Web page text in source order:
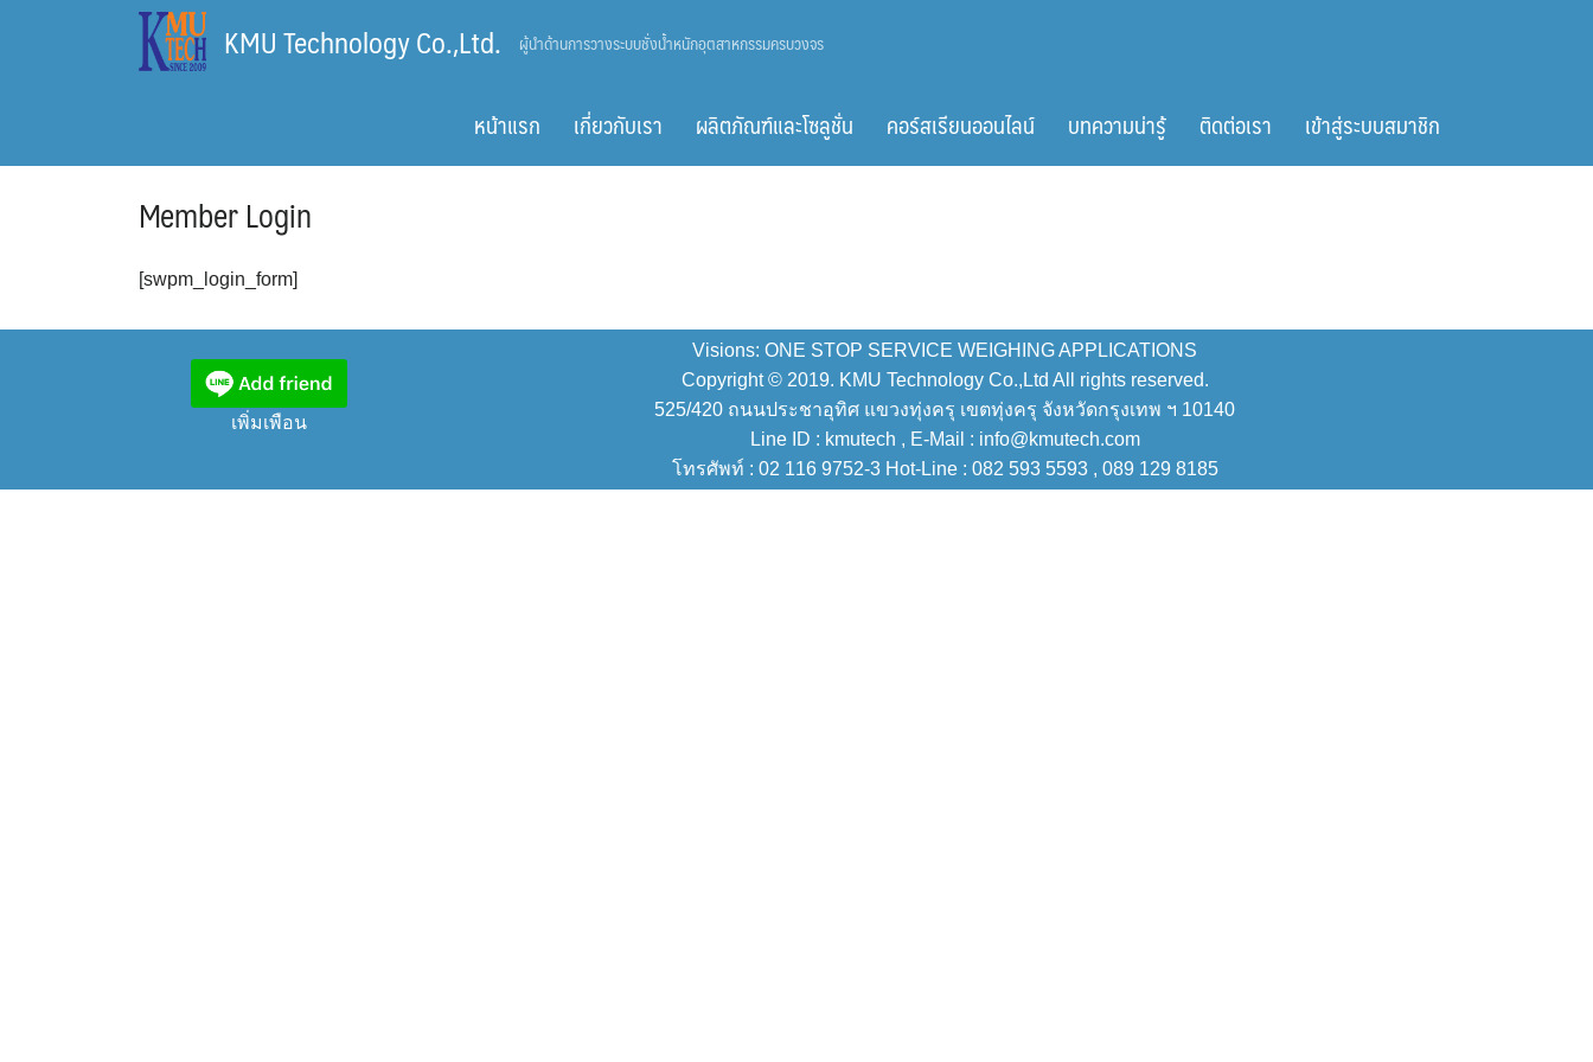
KMU Technology Co.,Ltd. ผู้นำด้านการวางระบบชั่งน้ำหนักอุตสาหกรรมครบวงจร
หน้าแรก เกี่ยวกับเรา ผลิตภัณฑ์และโซลูชั่น คอร์สเรียนออนไลน์ บทความน่ารู้ ติดต่อเรา เข้าสู่ระบบสมาชิก
Member Login
[swpm_login_form]
เพิ่มเพือน
Visions: ONE STOP SERVICE WEIGHING APPLICATIONS
Copyright © 2019. KMU Technology Co.,Ltd All rights reserved.
525/420 ถนนประชาอุทิศ แขวงทุ่งครุ เขตทุ่งครุ จังหวัดกรุงเทพ ฯ 10140
Line ID : kmutech , E-Mail : info@kmutech.com
โทรศัพท์ : 02 116 9752-3 Hot-Line : 082 593 5593 , 089 129 8185